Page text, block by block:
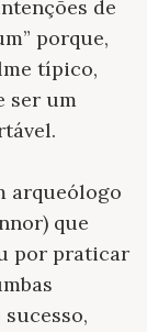
de
porque,
típico,
ser um
arqueólogo
que
por praticar